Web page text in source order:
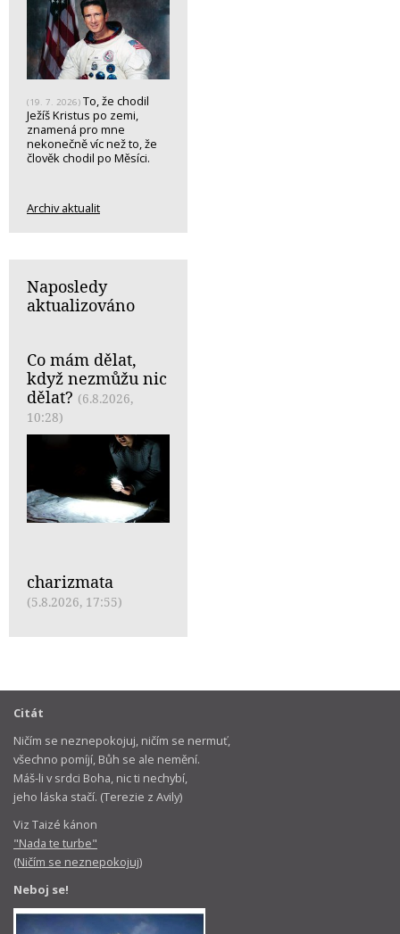
(19. 7. 2026) To, že chodil
Ježíš Kristus po zemi,
znamená pro mne
nekonečně víc než to, že
člověk chodil po Měsíci.
Archiv aktualit
Naposledy
aktualizováno
Co mám dělat,
když nezmůžu nic
dělat? (6.8.2026,
10:28)
charizmata
(5.8.2026, 17:55)
Citát
Ničím se neznepokojuj, ničím se nermuť,
všechno pomíjí, Bůh se ale nemění.
Máš-li v srdci Boha, nic ti nechybí,
jeho láska stačí. (Terezie z Avily)
Viz Taizé kánon
"Nada te turbe"
(Ničím se neznepokojuj)
Neboj se!